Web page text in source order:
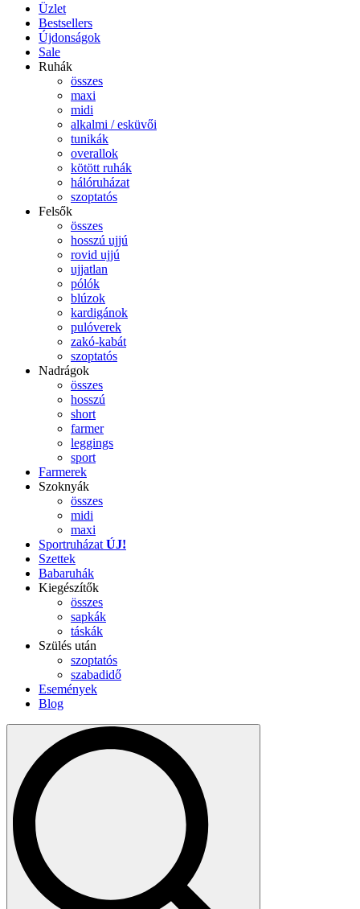
Üzlet
Bestsellers
Újdonságok
Sale
Ruhák
összes
maxi
midi
alkalmi / esküvői
tunikák
overallok
kötött ruhák
hálóruházat
szoptatós
Felsők
összes
hosszú ujjú
rovid ujjú
ujjatlan
pólók
blúzok
kardigánok
pulóverek
zakó-kabát
szoptatós
Nadrágok
összes
hosszú
short
farmer
leggings
sport
Farmerek
Szoknyák
összes
midi
maxi
Sportruházat ÚJ!
Szettek
Babaruhák
Kiegészítők
összes
sapkák
táskák
Szülés után
szoptatós
szabadidő
Események
Blog
Search